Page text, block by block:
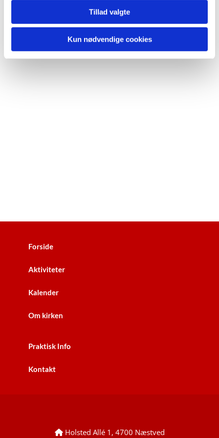
Tillad valgte
Kun nødvendige cookies
Forside
Aktiviteter
Kalender
Om kirken
Praktisk Info
Kontakt
Holsted Allé 1, 4700 Næstved